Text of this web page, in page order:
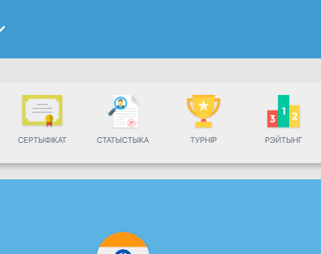
СЕРТЫФІКАТ СТАТЫСТЫКА ТУРНІР РЭЙТЫНГ